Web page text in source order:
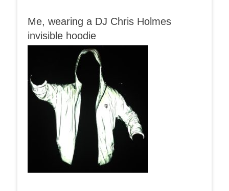
Me, wearing a DJ Chris Holmes
invisible hoodie